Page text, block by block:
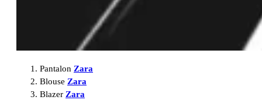
Pantalon Zara
Blouse Zara
Blazer Zara